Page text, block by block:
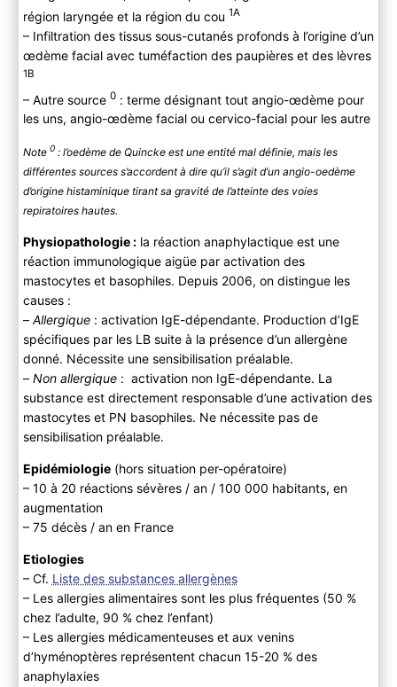
Bilan de gravité
Bilan étiologique : recherche de l’allergène
B ) Traitement immédiat
région laryngée et la région du cou 1A
– Infiltration des tissus sous-cutanés profonds à l’origine d’un
œdème facial avec tuméfaction des paupières et des lèvres
1B
– Autre source 0: terme désignant tout angio-œdème pour
les uns, angio-œdème facial ou cervico-facial pour les autre
Note 0: l’oedème de Quincke est une entité mal définie, mais les
différentes sources s’accordent à dire qu’il s’agit d’un angio-oedème
d’origine histaminique tirant sa gravité de l’atteinte des voies
repiratoires hautes.
Physiopathologie :la réaction anaphylactique est une
réaction immunologique aigüe par activation des
mastocytes et basophiles. Depuis 2006, on distingue les
causes :
– Allergique: activation IgE-dépendante. Production d’IgE
spécifiques par les LB suite à la présence d’un allergène
donné. Nécessite une sensibilisation préalable.
– Non allergique: activation non IgE-dépendante. La
substance est directement responsable d’une activation des
mastocytes et PN basophiles. Ne nécessite pas de
sensibilisation préalable.
Epidémiologie(hors situation per-opératoire)
– 10 à 20 réactions sévères / an / 100 000 habitants, en
augmentation
– 75 décès / an en France
Etiologies
– Cf. Liste des substances allergènes
– Les allergies alimentaires sont les plus fréquentes (50 %
chez l’adulte, 90 % chez l’enfant)
– Les allergies médicamenteuses et aux venins
d’hyménoptères représentent chacun 15-20 % des
anaphylaxies